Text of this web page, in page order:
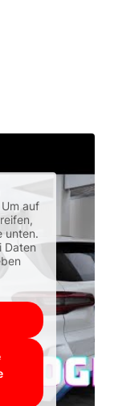
Um auf
unten.
Daten